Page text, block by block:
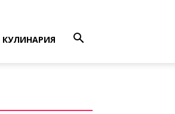
КУЛИНАРИЯ